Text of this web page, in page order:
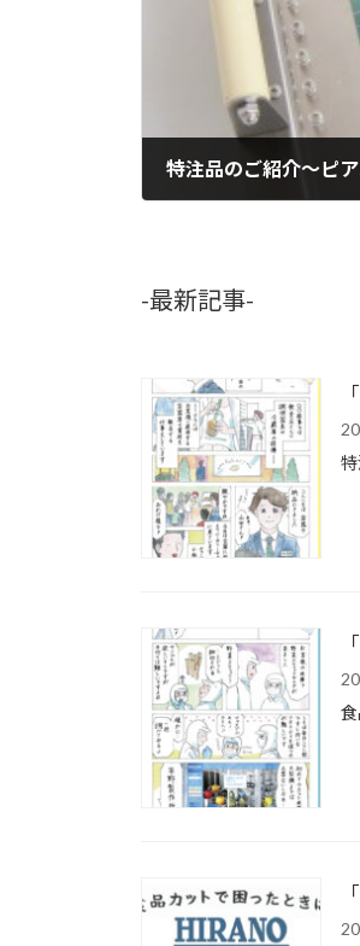
特注品のご紹介～ピ
-最新記事-